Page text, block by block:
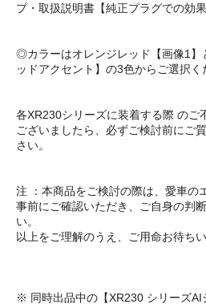
プ・取扱説明書【純正プラグでの効
◎カラーはオレンジレッド【画像1】
ッドアクセント】の3色からご選択く
各XR230シリーズに装着する際 のご
ございましたら、必ずご検討前にご
さい。
注 ：本商品をご検討の際は、愛車の
事前にご確認いただき、ご自身の判
い。
以上をご理解のうえ、ご用命お待ち
※ 同時出品中の【XR230 シリーズAI